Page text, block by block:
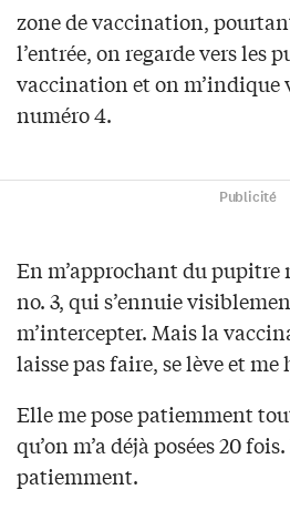
zone de vaccination,
l’entrée, on regarde vers les
vaccination et on m’indique
numéro 4.
Publicité
En m’approchant du pupitre
no. 3, qui s’ennuie
m’intercepter. Mais la
laisse pas faire, se lève et me
Elle me pose patiemment
qu’on m’a déjà posées 20
patiemment.